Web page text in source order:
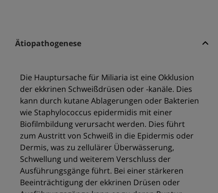
Ätiopathogenese
Die Hauptursache für Miliaria ist eine Okklusion
der ekkrinen Schweißdrüsen oder -kanäle. Dies
kann durch kutane Ablagerungen oder Bakterien
wie Staphylococcus epidermidis mit einer
Biofilmbildung verursacht werden. Dies führt
zum Austritt von Schweiß in die Epidermis oder
Dermis, was zu zellulärer Überwässerung,
Schwellung und weiterem Verschluss der
Ausführungsgänge führt. Bei einer stärkeren
Beeinträchtigung der ekkrinen Drüsen oder